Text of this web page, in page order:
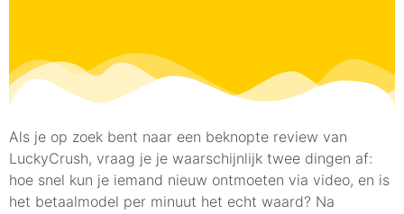
Als je op zoek bent naar een beknopte review van
LuckyCrush, vraag je je waarschijnlijk twee dingen af:
hoe snel kun je iemand nieuw ontmoeten via video, en is
het betaalmodel per minuut het echt waard? Na